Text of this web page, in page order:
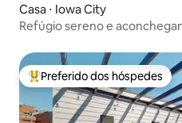
Casa ⋅ Iowa City
Refúgio sereno e
Entre os melhores preferidos
Preferido dos hóspedes